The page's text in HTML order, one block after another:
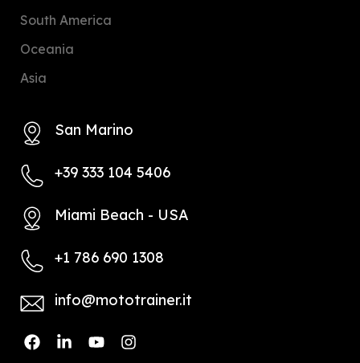
South America
Oceania
Asia
San Marino
+39 333 104 5406
Miami Beach - USA
+1 786 690 1308
info@mototrainer.it